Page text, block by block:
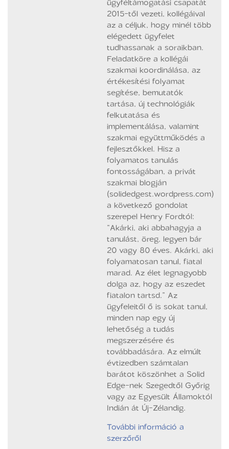
2015-től vezeti, kollégáival
az a céljuk, hogy minél több
elégedett ügyfelet
tudhassanak a soraikban.
Feladatköre a kollégái
szakmai koordinálása, az
értékesítési folyamat
segítése, bemutatók
tartása, új technológiák
felkutatása és
implementálása, valamint
szakmai együttműködés a
fejlesztőkkel. Hisz a
folyamatos tanulás
fontosságában, a privát
szakmai blogján
(solidedgest.wordpress.com)
a következő gondolat
szerepel Henry Fordtól:
“Akárki, aki abbahagyja a
tanulást, öreg, legyen bár
20 vagy 80 éves. Akárki, aki
folyamatosan tanul, fiatal
marad. Az élet legnagyobb
dolga az, hogy az eszedet
fiatalon tartsd.” Az
ügyfeleitől ő is sokat tanul,
minden nap egy új
lehetőség a tudás
megszerzésére és
továbbadására. Az elmúlt
évtizedben számtalan
barátot köszönhet a Solid
Edge-nek Szegedtől Győrig
vagy az Egyesült Államoktól
Indián át Új-Zélandig.
További információ a
szerzőről